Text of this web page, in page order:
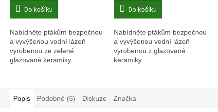
Do košíku
Nabídněte ptákům bezpečnou
a vyvýšenou vodní lázeň
vyrobenou ze zelené
glazované keramiky.
Do košíku
Nabídněte ptákům bezpečnou
a vyvýšenou vodní lázeň
vyrobenou z glazované
keramiky.
Popis Podobné (6) Diskuze Značka